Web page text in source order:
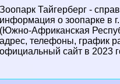
Зоопарк Тайгерберг -
информация о зоопарке в
(Южно-Африканская
адрес, телефоны, график
официальный сайт в 2023